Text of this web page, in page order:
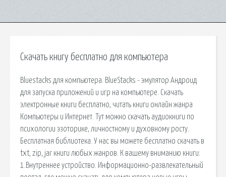
Скачать книгу бесплатно для компьютера
Bluestacks для компьютера. BlueStacks - эмулятор Андроид
для запуска приложений и игр на компьютере. Скачать
электронные книги бесплатно, читать книги онлайн жанра
Компьютеры и Интернет. Тут можно скачать аудиокниги по
психологии эзоторике, личностному и духовному росту.
Бесплатная библиотека. У нас вы можете бесплатно скачать в
txt, zip, jar книги любых жанров. К вашему вниманию книги:
1.Внутреннее устройство. Информационно-развлекательный